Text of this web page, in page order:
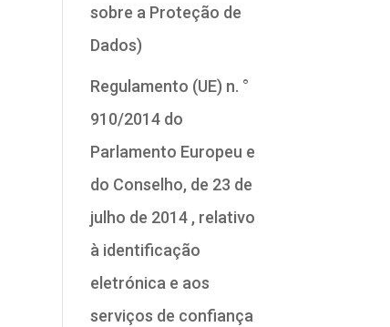
sobre a Proteção de
Dados)
Regulamento (UE) n. °
910/2014 do
Parlamento Europeu e
do Conselho, de 23 de
julho de 2014 , relativo
à identificação
eletrónica e aos
serviços de confiança